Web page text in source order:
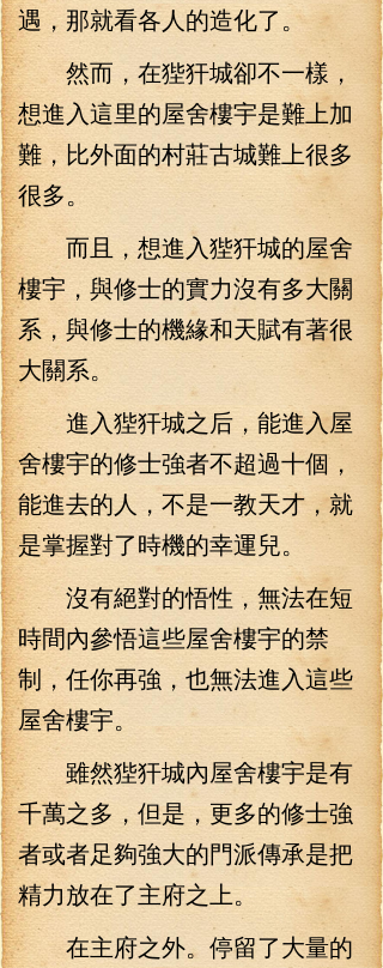
遇，那就看各人的造化了。
然而，在狴犴城卻不一樣，
想進入這里的屋舍樓宇是難上加
難，比外面的村莊古城難上很多
很多。
而且，想進入狴犴城的屋舍
樓宇，與修士的實力沒有多大關
系，與修士的機緣和天賦有著很
大關系。
進入狴犴城之后，能進入屋
舍樓宇的修士強者不超過十個，
能進去的人，不是一教天才，就
是掌握對了時機的幸運兒。
沒有絕對的悟性，無法在短
時間內參悟這些屋舍樓宇的禁
制，任你再強，也無法進入這些
屋舍樓宇。
雖然狴犴城內屋舍樓宇是有
千萬之多，但是，更多的修士強
者或者足夠強大的門派傳承是把
精力放在了主府之上。
在主府之外。停留了大量的